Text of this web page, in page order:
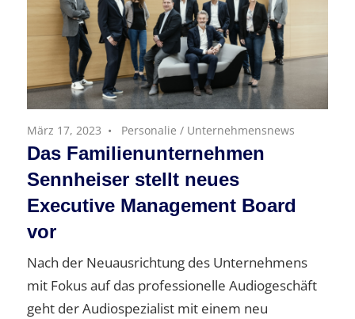
März 17, 2023 Personalie / Unternehmensnews
Das Familienunternehmen
Sennheiser stellt neues
Executive Management Board
vor
Nach der Neuausrichtung des Unternehmens
mit Fokus auf das professionelle Audiogeschäft
geht der Audiospezialist mit einem neu